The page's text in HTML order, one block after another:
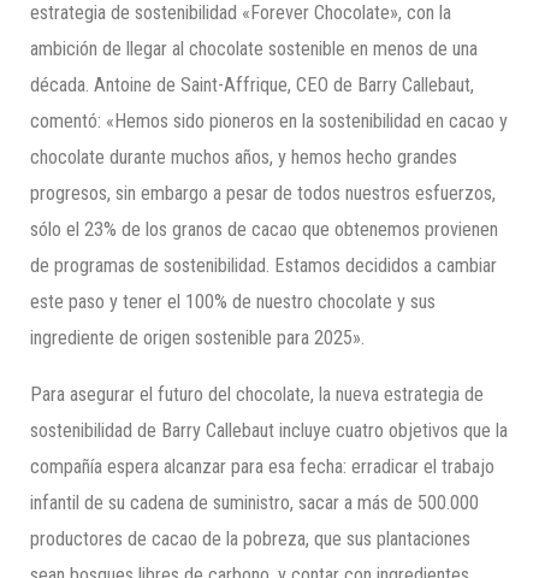
estrategia de sostenibilidad «Forever Chocolate», con la
ambición de llegar al chocolate sostenible en menos de una
década. Antoine de Saint-Affrique, CEO de Barry Callebaut,
comentó: «Hemos sido pioneros en la sostenibilidad en cacao y
chocolate durante muchos años, y hemos hecho grandes
progresos, sin embargo a pesar de todos nuestros esfuerzos,
sólo el 23% de los granos de cacao que obtenemos provienen
de programas de sostenibilidad. Estamos decididos a cambiar
este paso y tener el 100% de nuestro chocolate y sus
ingrediente de origen sostenible para 2025».
Para asegurar el futuro del chocolate, la nueva estrategia de
sostenibilidad de Barry Callebaut incluye cuatro objetivos que la
compañía espera alcanzar para esa fecha: erradicar el trabajo
infantil de su cadena de suministro, sacar a más de 500.000
productores de cacao de la pobreza, que sus plantaciones